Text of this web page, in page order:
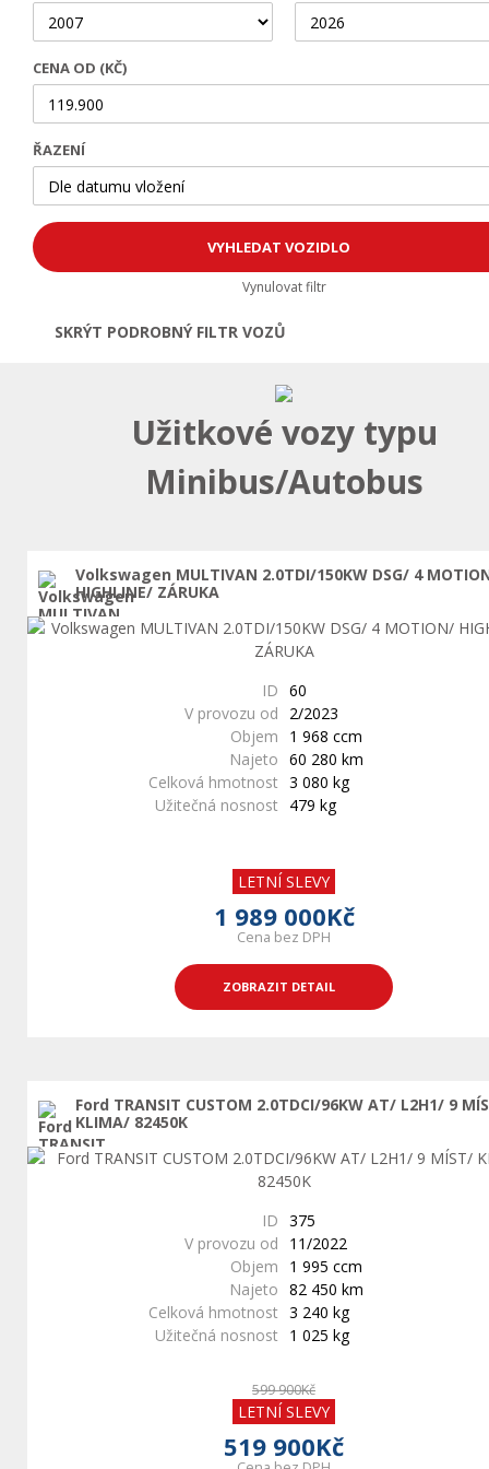
CENA OD (KČ)
ŘAZENÍ
Vynulovat filtr
SKRÝT PODROBNÝ FILTR VOZŮ
Užitkové vozy typu
Minibus/Autobus
Volkswagen MULTIVAN 2.0TDI/150KW DSG/ 4
HIGHLINE/ ZÁRUKA
ID 60
V provozu od
2/2023
Objem
1 968 ccm
Najeto 60 280 km
Celková hmotnost 3 080 kg
Užitečná nosnost
479 kg
LETNÍ SLEVY
1 989 000Kč
Cena bez DPH
ZOBRAZIT DETAIL
Ford TRANSIT CUSTOM 2.0TDCI/96KW AT/ L2H1/ 9
KLIMA/ 82450K
ID 375
V provozu od
11/2022
Objem
1 995 ccm
Najeto 82 450 km
Celková hmotnost 3 240 kg
Užitečná nosnost
1 025 kg
599 900Kč
LETNÍ SLEVY
519 900Kč